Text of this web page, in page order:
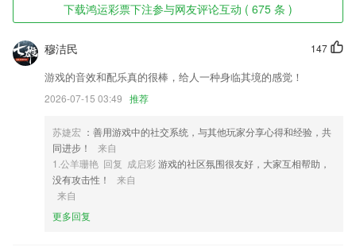
鸿运彩票下注软件特色
1,免去太多的人工操作，无需太多的时间去搬运试卷，翻阅；
2,拥有多种类型的订单，用户可根据需要选择接取
3,根据教材的学习顺序练习习题，同步学习进度，练习习题；
5,回放/下载已拍摄的2265视频/照片
6,随业务交流及时共享,客户相关的业务情况,技术、设计动向
鸿运彩票下注软件优势
1.支持文本、文档上传
下载鸿运彩票下注参与网友评论互动 ( 675 条 )
147
穆洁民
游戏的音效和配乐真的很棒，给人一种身临其境的感觉！
2026-07-15 03:49 推荐
苏婕宏 ：善用游戏中的社交系统，与其他玩家分享心得和经验，共
同进步！
来自
1.公羊珊艳 回复 成启彩 游戏的社区氛围很友好，大家互相帮助，
没有攻击性！
来自
来自
更多回复